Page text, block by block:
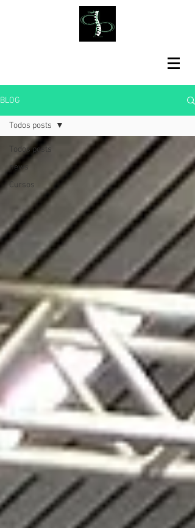
BLOG
Todos posts
news
Cursos
Todos posts